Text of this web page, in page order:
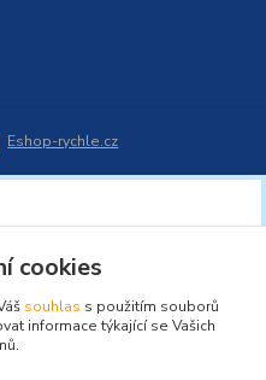
Eshop-rychle.cz
cookies
souhlas s použitím souborů
informace týkající se Vašich